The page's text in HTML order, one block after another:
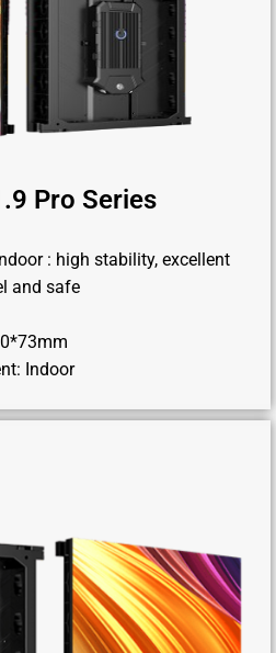
Pro Series
: high stability, excellent
and safe
Indoor